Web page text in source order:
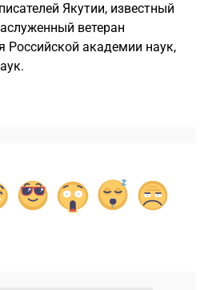
Якутии, известный
ветеран
Российской академии наук,